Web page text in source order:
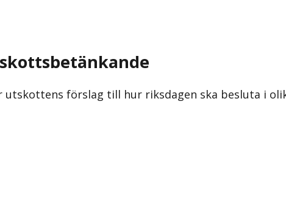
förslag till hur riksdagen ska besluta i